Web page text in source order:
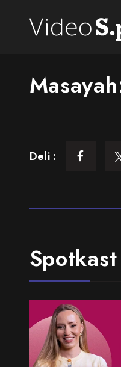
Deli :
Spotkast